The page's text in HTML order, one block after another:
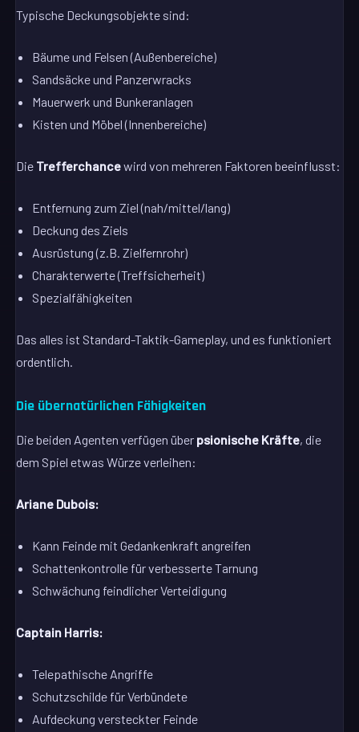
Typische Deckungsobjekte sind:
Bäume und Felsen (Außenbereiche)
Sandsäcke und Panzerwracks
Mauerwerk und Bunkeranlagen
Kisten und Möbel (Innenbereiche)
Die Trefferchancewird von mehreren Faktoren beeinflusst:
Entfernung zum Ziel (nah/mittel/lang)
Deckung des Ziels
Ausrüstung (z.B. Zielfernrohr)
Charakterwerte (Treffsicherheit)
Spezialfähigkeiten
Das alles ist Standard-Taktik-Gameplay, und es funktioniert
ordentlich.
Die übernatürlichen Fähigkeiten
Die beiden Agenten verfügen über psionische Kräfte, die
dem Spiel etwas Würze verleihen:
Ariane Dubois:
Kann Feinde mit Gedankenkraft angreifen
Schattenkontrolle für verbesserte Tarnung
Schwächung feindlicher Verteidigung
Captain Harris:
Telepathische Angriffe
Schutzschilde für Verbündete
Aufdeckung versteckter Feinde